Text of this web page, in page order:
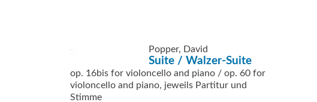
Popper, David
Suite / Walzer-Suite
op. 16bis for violoncello and piano / op. 60 for
violoncello and piano, jeweils Partitur und
Stimme